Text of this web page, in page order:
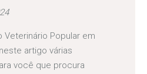
Veterinário Popular em
artigo várias
você que procura